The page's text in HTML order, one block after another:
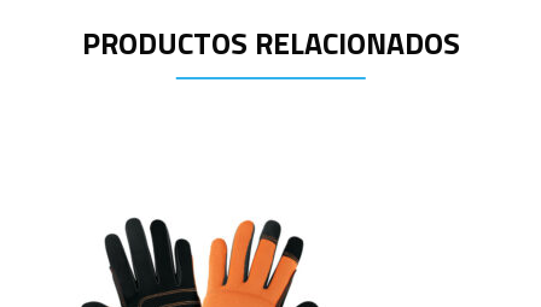
PRODUCTOS RELACIONADOS